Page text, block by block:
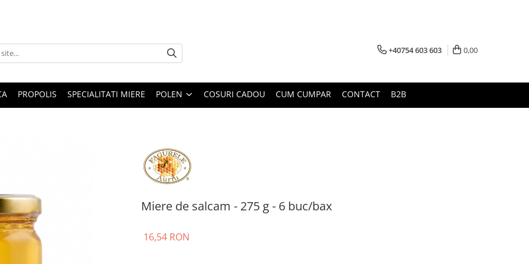
+40754 603 603 0,00
PROPOLIS SPECIALITATI MIERE POLEN COSURI CADOU CUM CUMPAR CONTACT B2B
Miere de salcam - 275 g - 6 buc/bax
16,54 RON